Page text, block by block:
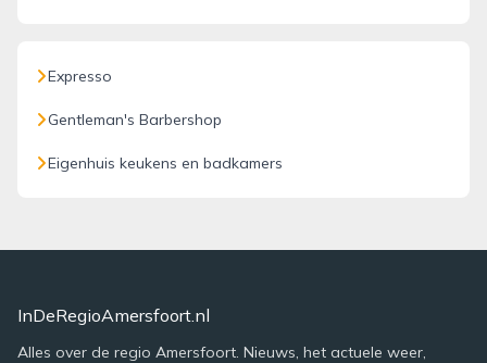
Expresso
Gentleman's Barbershop
Eigenhuis keukens en badkamers
InDeRegioAmersfoort.nl
Alles over de regio Amersfoort. Nieuws, het actuele weer,